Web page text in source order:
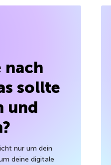
nach
sollte
und
nur um dein
deine digitale